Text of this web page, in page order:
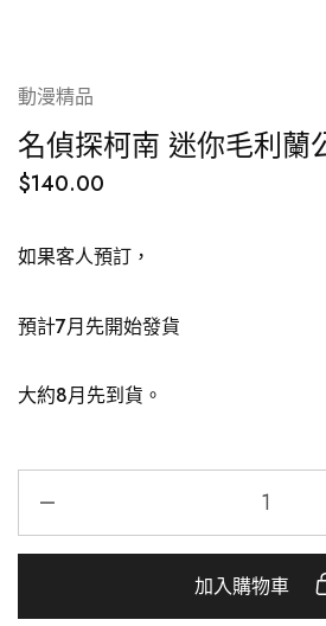
動漫精品
名偵探柯南 迷你毛利蘭
$140.00
如果客人預訂，
預計7月先開始發貨
大約8月先到貨。
加入購物車